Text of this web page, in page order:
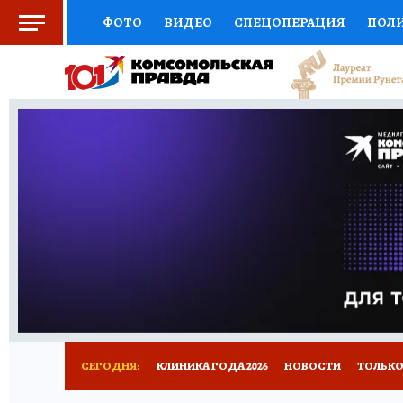
ФОТО ВИДЕО СПЕЦОПЕРАЦИЯ
СОЦПОДДЕРЖКА НАУКА СПОРТ
ВЫБОР ЭКСПЕРТОВ ДОКТОР
ПРОГНОЗЫ НА СПОРТ
НОВОЕ
СЕГОДНЯ: КЛИНИКА ГОДА 2026 НОВОСТИ